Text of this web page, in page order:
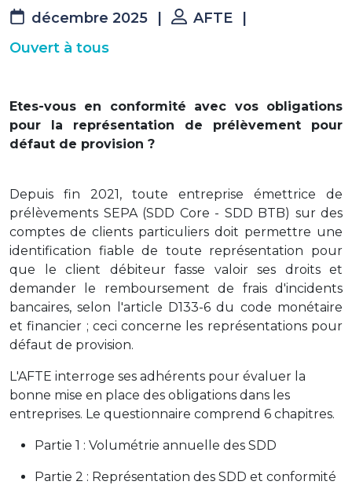
décembre 2025 AFTE
Ouvert à tous
Etes-vous en conformité avec vos obligations
pour la représentation de prélèvement pour
défaut de provision ?
Depuis fin 2021, toute entreprise émettrice de
prélèvements SEPA (SDD Core - SDD BTB) sur des
comptes de clients particuliers doit permettre une
identification fiable de toute représentation pour
que le client débiteur fasse valoir ses droits et
demander le remboursement de frais d'incidents
bancaires, selon l'article D133-6 du code monétaire
et financier ; ceci concerne les représentations pour
défaut de provision.
L'AFTE interroge ses adhérents pour évaluer la
bonne mise en place des obligations dans les
entreprises. Le questionnaire comprend 6 chapitres.
Partie 1 : Volumétrie annuelle des SDD
Partie 2 : Représentation des SDD et conformité